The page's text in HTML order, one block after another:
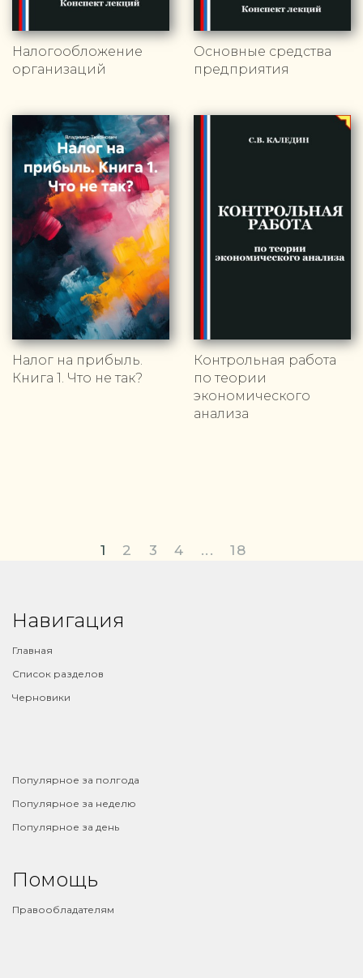
Налогообложение
организаций
Основные средства
предприятия
Налог на прибыль.
Книга 1. Что не так?
Контрольная работа
по теории
экономического
анализа
1 2 3 4 ... 18
Навигация
Главная
Список разделов
Черновики
Популярное за полгода
Популярное за неделю
Популярное за день
Помощь
Правообладателям